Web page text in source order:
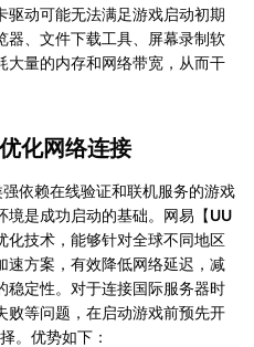
驱动可能无法满足游戏启动初期
器、文件下载工具、屏幕录制软
大量的内存和网络带宽，从而干
化网络连接
依赖在线验证和联机服务的游戏
境是成功启动的基础。网易【UU
化技术，能够针对全球不同地区
速方案，有效降低网络延迟，减
稳定性。对于连接国际服务器时
败等问题，在启动游戏前预先开
。优势如下：